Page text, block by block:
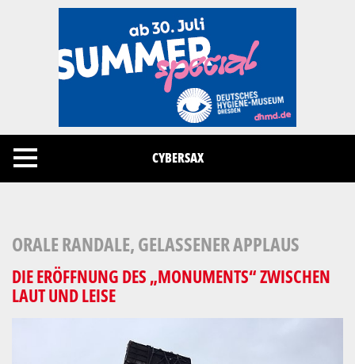
CYBERSAX
ORALE RANDALE, GELASSENER APPLAUS
DIE ERÖFFNUNG DES „MONUMENTS“ ZWISCHEN
LAUT UND LEISE
Cookies management panel